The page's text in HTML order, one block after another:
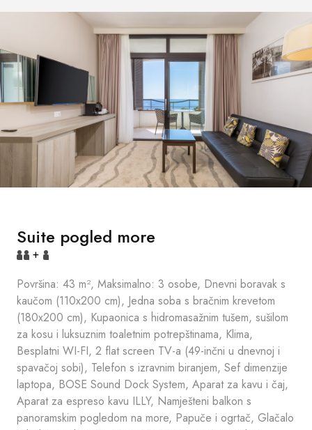
Suite pogled more
+
Površina: 43 m², Maksimalno: 3 osobe, Dnevni boravak s
kaučom (110x200 cm), Jedna soba s bračnim krevetom
(180x200 cm), Kupaonica s hidromasažnim tušem, sušilom
za kosu i luksuznim toaletnim potrepštinama, Klima,
Besplatni WI-FI, 2 flat screen TV-a (49-inčni u dnevnoj i
spavačoj sobi), Telefon s izravnim biranjem, Sef dimenzije
laptopa, BOSE Sound Dock System, Aparat za kavu i čaj,
Aparat za espreso kavu ILLY, Namješteni balkon s
panoramskim pogledom na more, Papuče i ogrtač, Glačalo